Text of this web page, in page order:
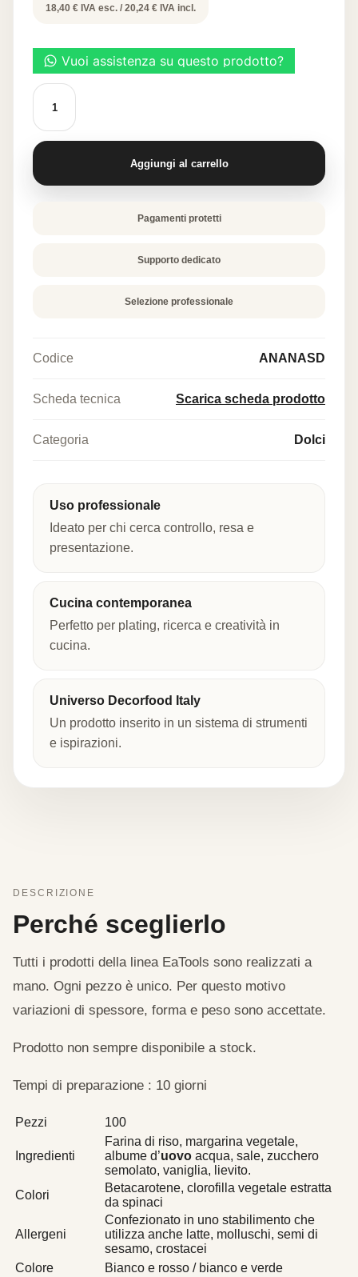
18,40 € IVA esc. / 20,24 € IVA incl.
Cialda
alimentare
dolce
"Ananas"
quantità
Aggiungi al carrello
Pagamenti protetti
Supporto dedicato
Selezione professionale
Codice ANANASD
Scheda tecnica Scarica scheda prodotto
Categoria Dolci
Uso professionale
Ideato per chi cerca controllo, resa e
presentazione.
Cucina contemporanea
Perfetto per plating, ricerca e creatività in
cucina.
Universo Decorfood Italy
Un prodotto inserito in un sistema di strumenti
e ispirazioni.
DESCRIZIONE
Perché sceglierlo
Tutti i prodotti della linea EaTools sono realizzati a
mano. Ogni pezzo è unico. Per questo motivo
variazioni di spessore, forma e peso sono accettate.
Prodotto non sempre disponibile a stock.
Tempi di preparazione : 10 giorni
Pezzi 100
Ingredienti
Farina di riso, margarina vegetale,
albume d’uovo acqua, sale, zucchero
semolato, vaniglia, lievito.
Colori
Betacarotene, clorofilla vegetale estratta
da spinaci
Allergeni
Confezionato in uno stabilimento che
utilizza anche latte, molluschi, semi di
sesamo, crostacei
Colore
Bianco e rosso / bianco e verde